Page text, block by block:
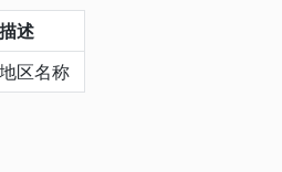
描述
地区名称